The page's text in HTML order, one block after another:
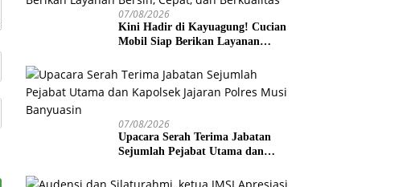
07/08/2026
Kini Hadir di Kayuagung! Cucian
Mobil Siap Berikan Layanan
07/08/2026
Upacara Serah Terima Jabatan
Sejumlah Pejabat Utama dan
Banyuasin